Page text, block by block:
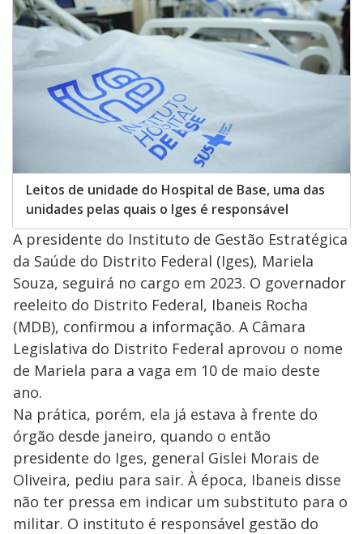
Leitos de unidade do Hospital de Base, uma das
unidades pelas quais o Iges é responsável
A presidente do Instituto de Gestão Estratégica
da Saúde do Distrito Federal (Iges), Mariela
Souza, seguirá no cargo em 2023. O governador
reeleito do Distrito Federal, Ibaneis Rocha
(MDB), confirmou a informação. A Câmara
Legislativa do Distrito Federal aprovou o nome
de Mariela para a vaga em 10 de maio deste
ano.
Na prática, porém, ela já estava à frente do
órgão desde janeiro, quando o então
presidente do Iges, general Gislei Morais de
Oliveira, pediu para sair. À época, Ibaneis disse
não ter pressa em indicar um substituto para o
militar. O instituto é responsável gestão do